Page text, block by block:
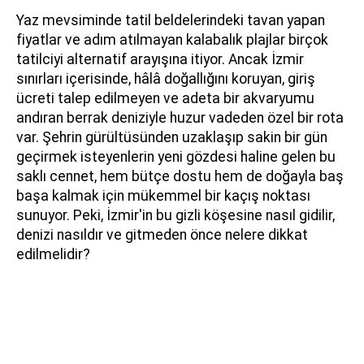
Yaz mevsiminde tatil beldelerindeki tavan yapan
fiyatlar ve adım atılmayan kalabalık plajlar birçok
tatilciyi alternatif arayışına itiyor. Ancak İzmir
sınırları içerisinde, hâlâ doğallığını koruyan, giriş
ücreti talep edilmeyen ve adeta bir akvaryumu
andıran berrak deniziyle huzur vadeden özel bir rota
var. Şehrin gürültüsünden uzaklaşıp sakin bir gün
geçirmek isteyenlerin yeni gözdesi haline gelen bu
saklı cennet, hem bütçe dostu hem de doğayla baş
başa kalmak için mükemmel bir kaçış noktası
sunuyor. Peki, İzmir'in bu gizli köşesine nasıl gidilir,
denizi nasıldır ve gitmeden önce nelere dikkat
edilmelidir?